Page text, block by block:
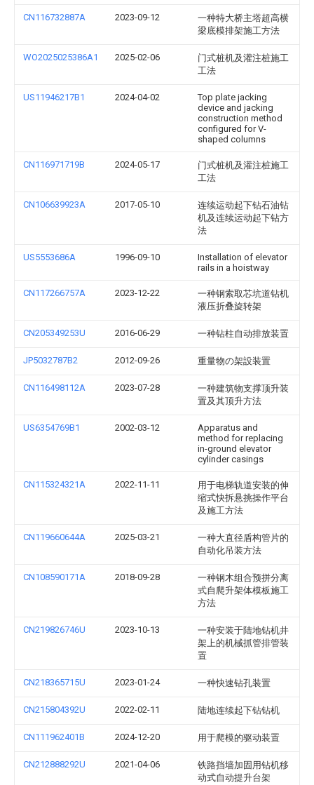
CN116732887A 2023-09-12
一种特大桥主塔超高横
梁底模排架施工方法
WO2025025386A1 2025-02-06
门式桩机及灌注桩施工
工法
US11946217B1 2024-04-02
Top plate jacking
device and jacking
construction method
configured for V-
shaped columns
CN116971719B 2024-05-17
门式桩机及灌注桩施工
工法
CN106639923A 2017-05-10
连续运动起下钻石油钻
机及连续运动起下钻方
法
US5553686A 1996-09-10
Installation of elevator
rails in a hoistway
CN117266757A 2023-12-22
一种钢索取芯坑道钻机
液压折叠旋转架
CN205349253U 2016-06-29 一种钻柱自动排放装置
JP5032787B2 2012-09-26 重量物の架設装置
CN116498112A 2023-07-28
一种建筑物支撑顶升装
置及其顶升方法
US6354769B1 2002-03-12
Apparatus and
method for replacing
in-ground elevator
cylinder casings
CN115324321A 2022-11-11
用于电梯轨道安装的伸
缩式快拆悬挑操作平台
及施工方法
CN119660644A 2025-03-21
一种大直径盾构管片的
自动化吊装方法
CN108590171A 2018-09-28
一种钢木组合预拼分离
式自爬升架体模板施工
方法
CN219826746U 2023-10-13
一种安装于陆地钻机井
架上的机械抓管排管装
置
CN218365715U 2023-01-24 一种快速钻孔装置
CN215804392U 2022-02-11 陆地连续起下钻钻机
CN111962401B 2024-12-20 用于爬模的驱动装置
CN212888292U 2021-04-06
铁路挡墙加固用钻机移
动式自动提升台架